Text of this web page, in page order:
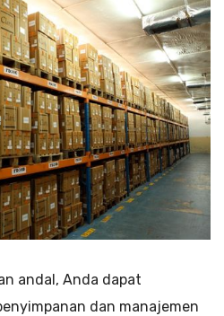
andal, Anda dapat
dan manajemen